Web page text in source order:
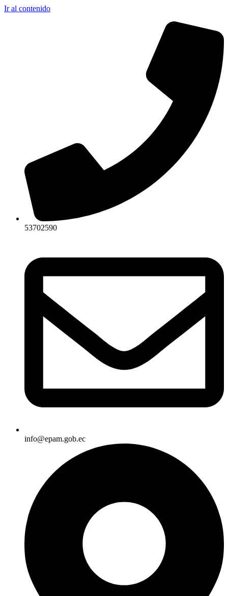
Ir al contenido
53702590
info@epam.gob.ec